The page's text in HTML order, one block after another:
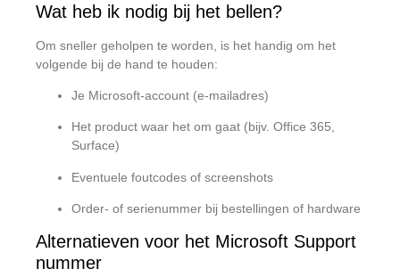
Wat heb ik nodig bij het bellen?
Om sneller geholpen te worden, is het handig om het
volgende bij de hand te houden:
Je Microsoft-account (e-mailadres)
Het product waar het om gaat (bijv. Office 365,
Surface)
Eventuele foutcodes of screenshots
Order- of serienummer bij bestellingen of hardware
Alternatieven voor het Microsoft Support
nummer